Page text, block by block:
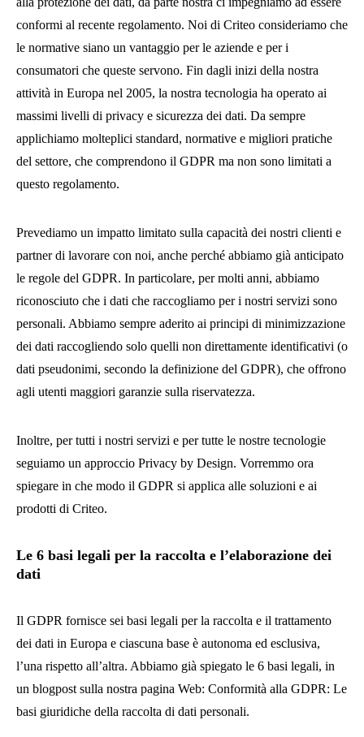
conformi al recente regolamento. Noi di Criteo consideriamo che
le normative siano un vantaggio per le aziende e per i
consumatori che queste servono. Fin dagli inizi della nostra
attività in Europa nel 2005, la nostra tecnologia ha operato ai
massimi livelli di privacy e sicurezza dei dati. Da sempre
applichiamo molteplici standard, normative e migliori pratiche
del settore, che comprendono il GDPR ma non sono limitati a
questo regolamento.
Prevediamo un impatto limitato sulla capacità dei nostri clienti e
partner di lavorare con noi, anche perché abbiamo già anticipato
le regole del GDPR. In particolare, per molti anni, abbiamo
riconosciuto che i dati che raccogliamo per i nostri servizi sono
personali. Abbiamo sempre aderito ai principi di minimizzazione
dei dati raccogliendo solo quelli non direttamente identificativi (o
dati pseudonimi, secondo la definizione del GDPR), che offrono
agli utenti maggiori garanzie sulla riservatezza.
Inoltre, per tutti i nostri servizi e per tutte le nostre tecnologie
seguiamo un approccio Privacy by Design. Vorremmo ora
spiegare in che modo il GDPR si applica alle soluzioni e ai
prodotti di Criteo.
Le 6 basi legali per la raccolta e l’elaborazione dei
dati
Il GDPR fornisce sei basi legali per la raccolta e il trattamento
dei dati in Europa e ciascuna base è autonoma ed esclusiva,
l’una rispetto all’altra. Abbiamo già spiegato le 6 basi legali, in
un blogpost sulla nostra pagina Web: Conformità alla GDPR: Le
basi giuridiche della raccolta di dati personali.